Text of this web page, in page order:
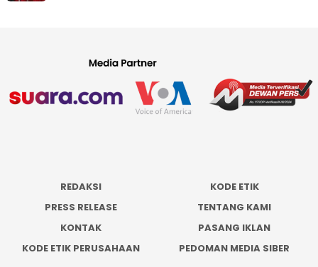
REDAKSI
KODE ETIK
PRESS RELEASE
TENTANG KAMI
KONTAK
PASANG IKLAN
KODE ETIK PERUSAHAAN
PEDOMAN MEDIA SIBER